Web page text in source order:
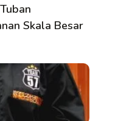
Skala Besar